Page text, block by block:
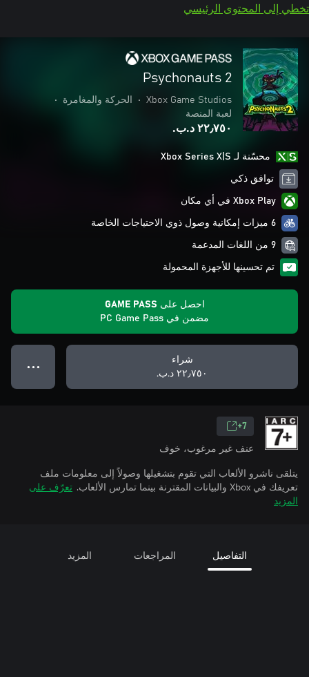
تخطي إلى المحتوى الرئيسي
Psychonauts 2
Xbox Game Studios
• الحركة والمغامرة
•
لعبة المنصة
٢٢٫٧٥٠ د.ب.‏
محسّنة لـ Xbox Series X|S
توافق ذكي
Xbox Play في أي مكان
6 ميزات إمكانية وصول ذوي الاحتياجات الخاصة
9 من اللغات المدعمة
تم تحسينها للأجهزة المحمولة
احصل على GAME PASS
مضمن في PC Game Pass
شراء
٢٢٫٧٥٠ د.ب.‏
● ● ●
7+
عنف غير مرغوب، خوف
يتلقى ناشرو الألعاب التي تقوم بتشغيلها وصولاً إلى معلومات ملف
تعريفك في Xbox والبيانات المقترنة بينما تمارس الألعاب.
تعرّف على
المزيد
التفاصيل المراجعات المزيد